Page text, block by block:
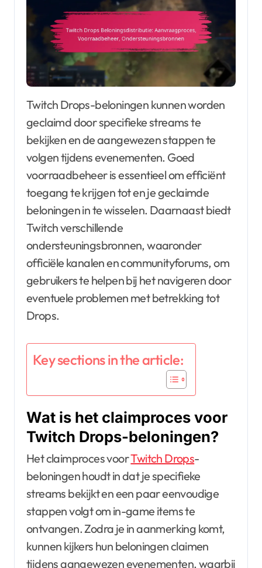
Twitch Drops-beloningen kunnen worden
geclaimd door specifieke streams te
bekijken en de aangewezen stappen te
volgen tijdens evenementen. Goed
voorraadbeheer is essentieel om efficiënt
toegang te krijgen tot en je geclaimde
beloningen in te wisselen. Daarnaast biedt
Twitch verschillende
ondersteuningsbronnen, waaronder
officiële kanalen en communityforums, om
gebruikers te helpen bij het navigeren door
eventuele problemen met betrekking tot
Drops.
Key sections in the article:
Wat is het claimproces voor
Twitch Drops-beloningen?
Het claimproces voorTwitch Drops-
beloningen houdt in dat je specifieke
streams bekijkt en een paar eenvoudige
stappen volgt om in-game items te
ontvangen. Zodra je in aanmerking komt,
kunnen kijkers hun beloningen claimen
tijdens aangewezen evenementen, waarbij